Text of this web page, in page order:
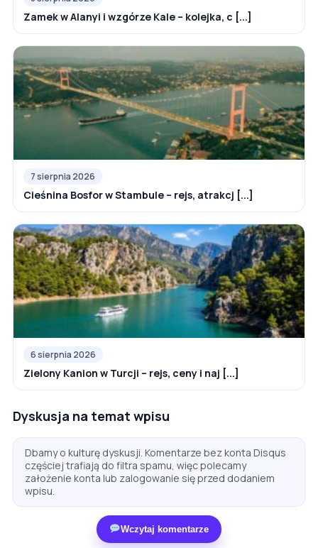
Zamek w Alanyi i wzgórze Kale – kolejka, c [...]
7 sierpnia 2026
Cieśnina Bosfor w Stambule – rejs, atrakcj [...]
6 sierpnia 2026
Zielony Kanion w Turcji – rejs, ceny i naj [...]
Dyskusja na temat wpisu
Dbamy o kulturę dyskusji. Komentarze bez konta Disqus
częściej trafiają do filtra spamu, więc polecamy
założenie konta lub zalogowanie się przed dodaniem
wpisu.
Wczytaj komentarze